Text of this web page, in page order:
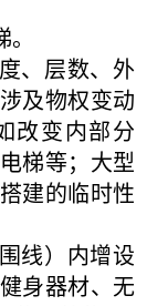
、层数、外
及物权变动
改变内部分
梯等；大型
建的临时性
线）内增设
身器材、无